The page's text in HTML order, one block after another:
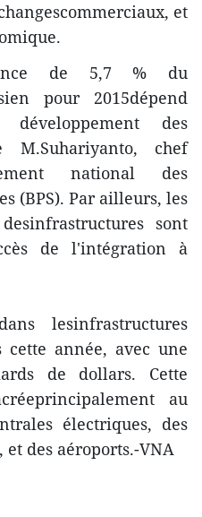
et
de 5,7 % du
pour 2015dépend
développement des
M.Suhariyanto, chef
national des
(BPS). Par ailleurs, les
sont
de l'intégration à
lesinfrastructures
cette année, avec une
de dollars. Cette
au
électriques, des
des aéroports.-VNA